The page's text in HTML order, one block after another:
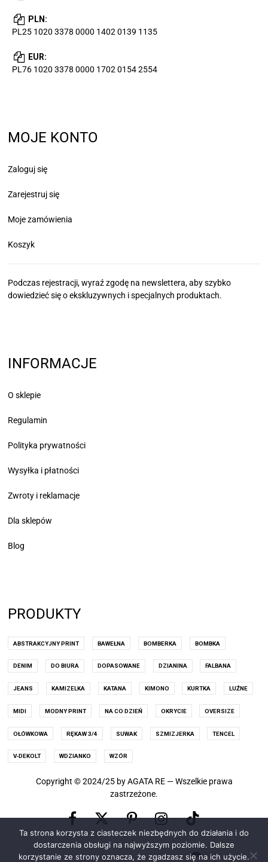
PLN:
PL25 1020 3378 0000 1402 0139 1135
EUR:
PL76 1020 3378 0000 1702 0154 2554
MOJE KONTO
Zaloguj się
Zarejestruj się
Moje zamówienia
Koszyk
Podczas rejestracji, wyraź zgodę na newslettera, aby szybko
dowiedzieć sięo ekskluzywnych i specjalnych produktach.
INFORMACJE
O sklepie
Regulamin
Polityka prywatności
Wysyłka i płatności
Zwroty i reklamacje
Dla sklepów
Blog
PRODUKTY
ABSTRAKCYJNY PRINT BAWEŁNA BOMBERKA BOMBKA
DENIM DO BIURA DOPASOWANE DZIANINA FALBANA
JEANS KAMIZELKA KATANA KIMONO KURTKA LUŹNE
MIDI MODNY PRINT NA CO DZIEŃ OKRYCIE OVERSIZE
OŁÓWKOWA RĘKAW 3/4 SUWAK SZMIZJERKA TENCEL
V-DEKOLT WDZIANKO WZÓR
Facebook
X
(old
PinterestInstagram
TikTok
Copyright © 2024/25 by AGATA RE — Wszelkie prawa
zastrzeżone.
0
Ta strona korzysta z ciasteczek niezbędnych do działania i do
dostarczenia obsługi na najwyższym poziomie. Dalsze
korzystanie ze strony oznacza, że zgadzasz się na ich użycie.